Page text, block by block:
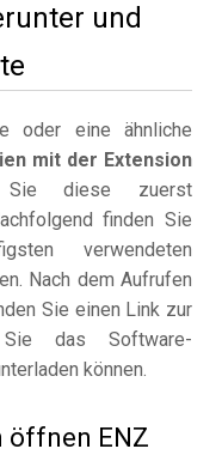
und
oder eine ähnliche
mit der Extension
diese zuerst
finden Sie
verwendeten
Nach dem Aufrufen
Sie einen Link zur
das Software-
können.
öffnen ENZ